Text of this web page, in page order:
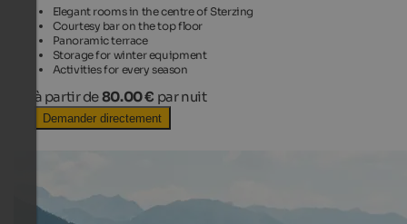
Elegant rooms in the centre of Sterzing
Courtesy bar on the top floor
Panoramic terrace
Storage for winter equipment
Activities for every season
à partir de80.00 € par nuit
Demander directement